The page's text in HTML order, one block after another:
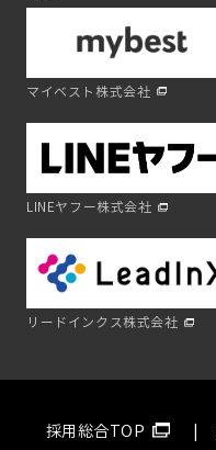
マイベスト株式会社
LINEヤフー株式会社
リードインクス株式会社
採用総合TOP